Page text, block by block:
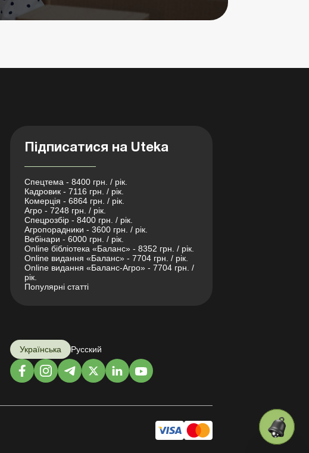
Підписатися на Uteka
Спецтема - 8400 грн. / рік.
Кадровик - 7116 грн. / рік.
Комерція - 6864 грн. / рік.
Агро - 7248 грн. / рік.
Спецрозбір - 8400 грн. / рік.
Агропорадники - 3600 грн. / рік.
Вебінари - 6000 грн. / рік.
Online бібліотека «Баланс» - 8352 грн. / рік.
Online видання «Баланс» - 7704 грн. / рік.
Online видання «Баланс-Агро» - 7704 грн. /
рік.
Популярні статті
Українська Русский